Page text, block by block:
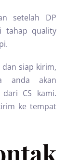
setelah DP
tahap quality
siap kirim,
anda akan
CS kami.
ke tempat